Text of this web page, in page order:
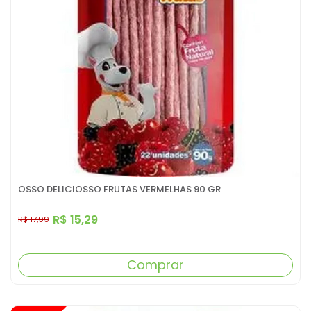
OSSO DELICIOSSO FRUTAS VERMELHAS 90 GR
R$ 15,29
R$ 17,99
Comprar